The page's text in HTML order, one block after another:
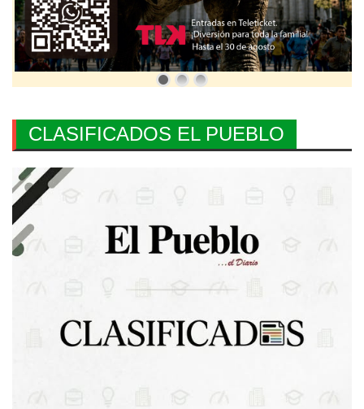
CLASIFICADOS EL PUEBLO